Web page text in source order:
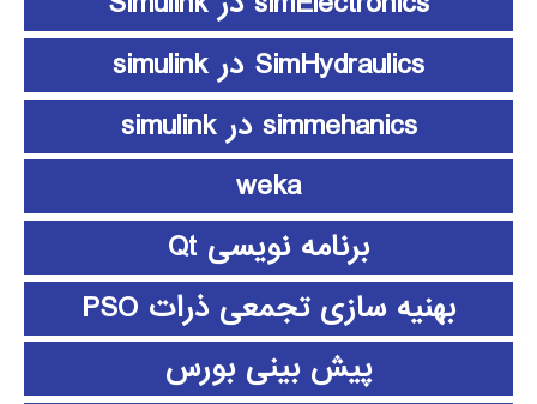
SimHydraulics در simulink
simmehanics در simulink
weka
برنامه نویسی Qt
بهنیه سازی تجمعی ذرات PSO
پیش بینی بورس